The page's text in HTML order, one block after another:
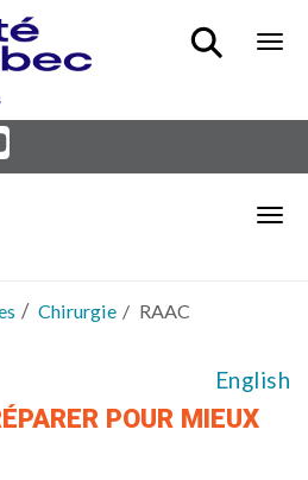
Chirurgie RAAC
English
POUR MIEUX